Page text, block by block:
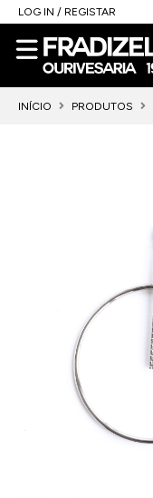
LOG IN / REGISTAR
INÍCIO PRODUTOS